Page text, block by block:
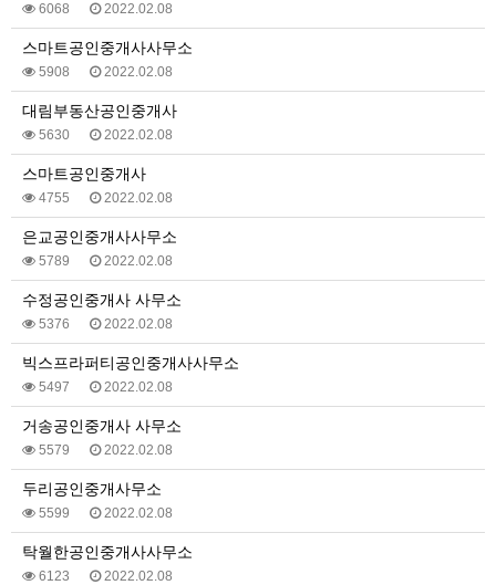
6068 2022.02.08
스마트공인중개사사무소
5908 2022.02.08
대림부동산공인중개사
5630 2022.02.08
스마트공인중개사
4755 2022.02.08
은교공인중개사사무소
5789 2022.02.08
수정공인중개사 사무소
5376 2022.02.08
빅스프라퍼티공인중개사사무소
5497 2022.02.08
거송공인중개사 사무소
5579 2022.02.08
두리공인중개사무소
5599 2022.02.08
탁월한공인중개사사무소
6123 2022.02.08